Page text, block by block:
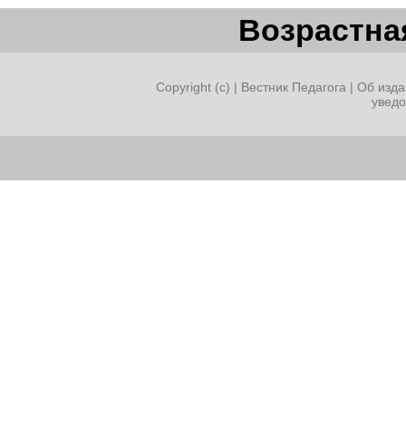
Copyright (c) | Вестник Педагога | Об